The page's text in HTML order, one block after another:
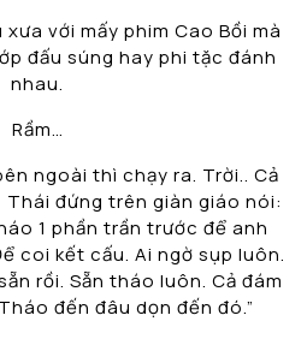
với mấy phim Cao Bồi mà
đấu súng hay phi tặc đánh
nhau.
Rầm…
ngoài thì chạy ra. Trời.. Cả
Thái đứng trên giàn giáo nói:
1 phần trần trước để anh
coi kết cấu. Ai ngờ sụp luôn.
rồi. Sẵn tháo luôn. Cả đám
đến đâu dọn đến đó.”